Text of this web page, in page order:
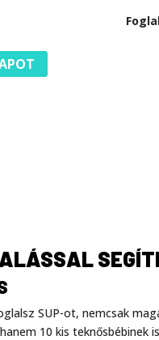
SUP-ot, nemcsak
10 kis teknősbébinek